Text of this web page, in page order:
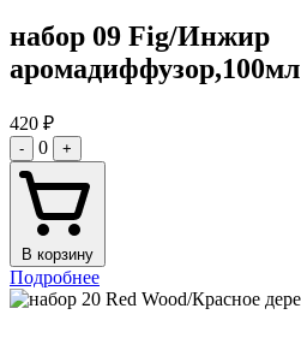
набор 09 Fig/Инжир
аромадиффузор,100мл
420 ₽
- 0 +
В корзину
Подробнее